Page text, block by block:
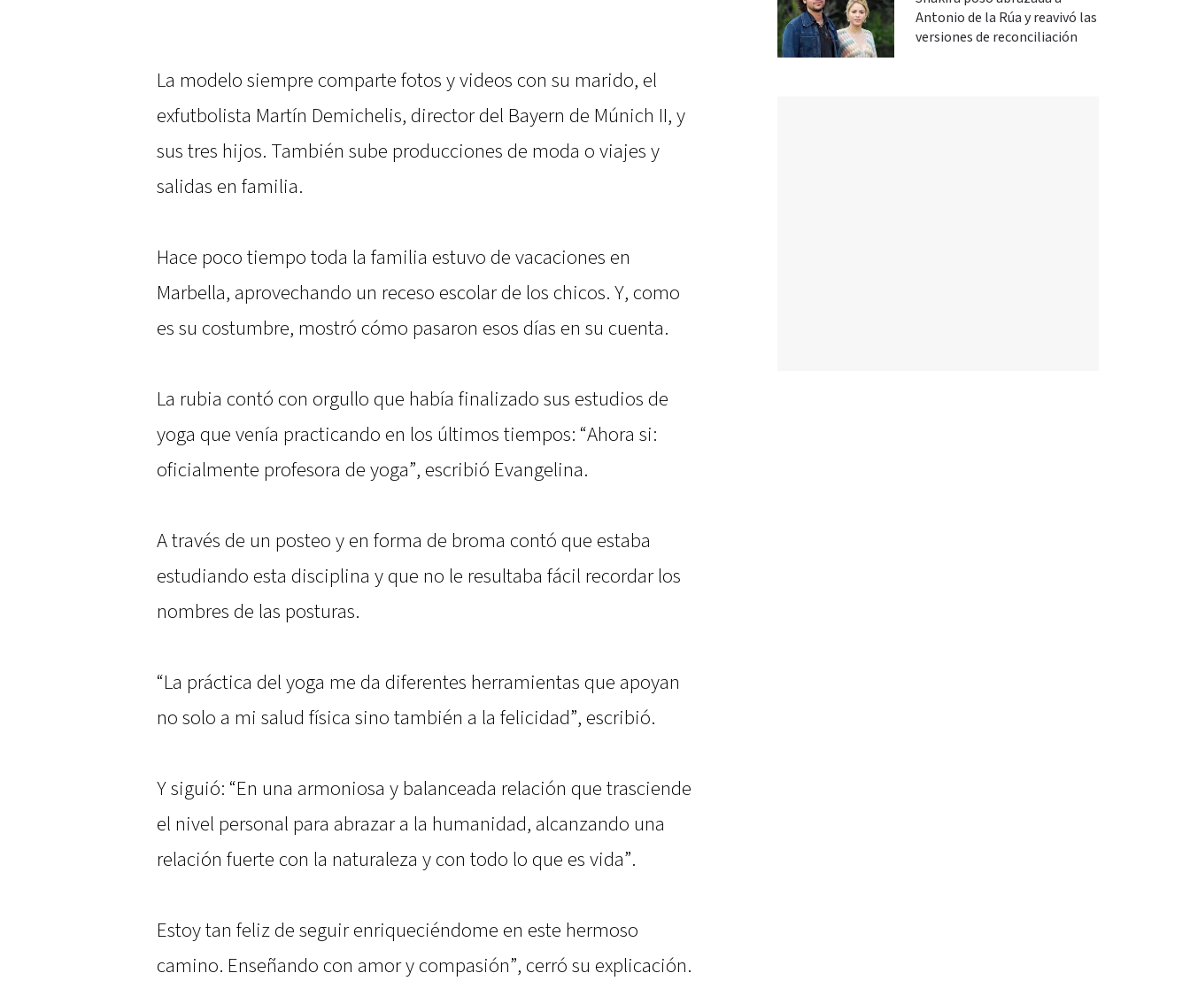
La modelo siempre comparte fotos y videos con su marido, el
exfutbolista Martín Demichelis, director del Bayern de Múnich II, y
sus tres hijos. También sube producciones de moda o viajes y
salidas en familia.
Hace poco tiempo toda la familia estuvo de vacaciones en
Marbella, aprovechando un receso escolar de los chicos. Y, como
es su costumbre, mostró cómo pasaron esos días en su cuenta.
La rubia contó con orgullo que había finalizado sus estudios de
yoga que venía practicando en los últimos tiempos: “Ahora si:
oficialmente profesora de yoga”, escribió Evangelina.
A través de un posteo y en forma de broma contó que estaba
estudiando esta disciplina y que no le resultaba fácil recordar los
nombres de las posturas.
“La práctica del yoga me da diferentes herramientas que apoyan
no solo a mi salud física sino también a la felicidad”, escribió.
Y siguió: “En una armoniosa y balanceada relación que trasciende
el nivel personal para abrazar a la humanidad, alcanzando una
relación fuerte con la naturaleza y con todo lo que es vida”.
Estoy tan feliz de seguir enriqueciéndome en este hermoso
camino. Enseñando con amor y compasión”, cerró su explicación.
Antonio de la Rúa y reavivó las
versiones de reconciliación